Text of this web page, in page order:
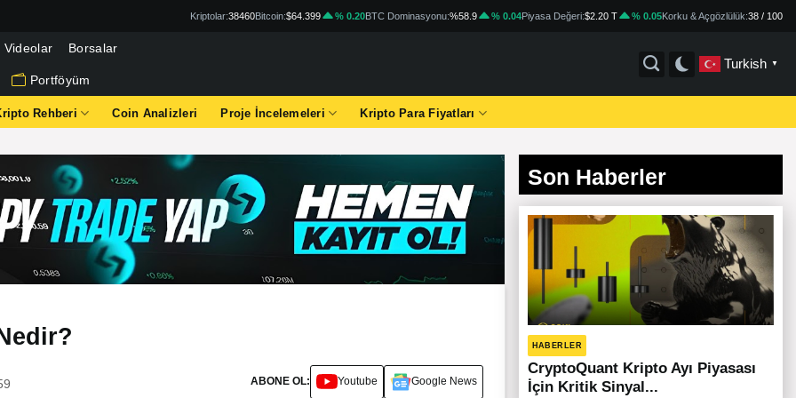
Kriptolar:38460Bitcoin:$64.399 % 0.20BTC Dominasyonu:%58.9 % 0.04Piyasa Değeri:$2.20 T % 0.05Korku & Açgözlülük:38 / 100
Videolar Borsalar
Portföyüm
Turkish ▼
Rehberi Coin Analizleri Proje İncelemeleri Kripto Para Fiyatları
ABONE OL: Youtube Google News
Son Haberler
HABERLER
CryptoQuant Kripto Ayı Piyasası
İçin Kritik Sinyal...